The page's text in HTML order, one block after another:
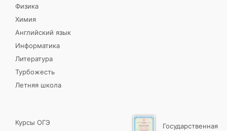
Физика
Химия
Английский язык
Информатика
Литература
Турбожесть
Летняя школа
Курсы ОГЭ
Государственная